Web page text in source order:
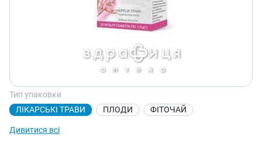
Тип упаковки
ЛІКАРСЬКІ ТРАВИ
ПЛОДИ ФІТОЧАЙ
Дивитися всі